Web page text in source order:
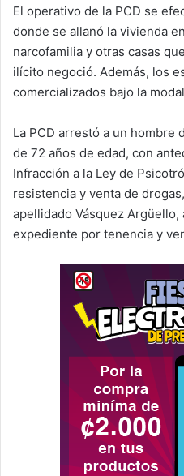
El operativo de la PCD se
donde se allanó la vivienda
narcofamilia y otras casas
ilícito negoció. Además, los
comercializados bajo la
La PCD arrestó a un hombre
de 72 años de edad, con
Infracción a la Ley de
resistencia y venta de
apellidado Vásquez Argüello,
expediente por tenencia y